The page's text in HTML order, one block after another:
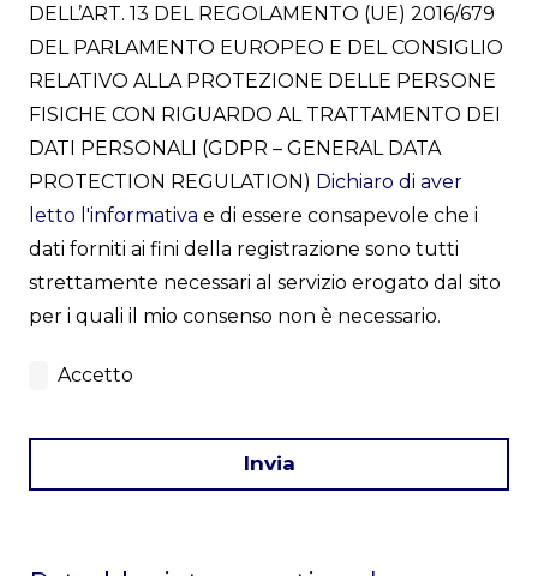
DELL’ART. 13 DEL REGOLAMENTO (UE) 2016/679
DEL PARLAMENTO EUROPEO E DEL CONSIGLIO
RELATIVO ALLA PROTEZIONE DELLE PERSONE
FISICHE CON RIGUARDO AL TRATTAMENTO DEI
DATI PERSONALI (GDPR – GENERAL DATA
PROTECTION REGULATION) Dichiaro di aver
letto l'informativa e di essere consapevole che i
dati forniti ai fini della registrazione sono tutti
strettamente necessari al servizio erogato dal sito
per i quali il mio consenso non è necessario.
Accetto
Invia